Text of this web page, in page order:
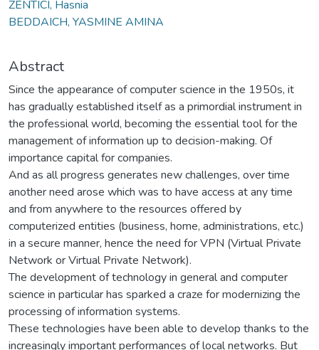
ZENTICI, Hasnia
BEDDAICH, YASMINE AMINA
Abstract
Since the appearance of computer science in the 1950s, it
has gradually established itself as a primordial instrument in
the professional world, becoming the essential tool for the
management of information up to decision-making. Of
importance capital for companies.
And as all progress generates new challenges, over time
another need arose which was to have access at any time
and from anywhere to the resources offered by
computerized entities (business, home, administrations, etc.)
in a secure manner, hence the need for VPN (Virtual Private
Network or Virtual Private Network).
The development of technology in general and computer
science in particular has sparked a craze for modernizing the
processing of information systems.
These technologies have been able to develop thanks to the
increasingly important performances of local networks. But